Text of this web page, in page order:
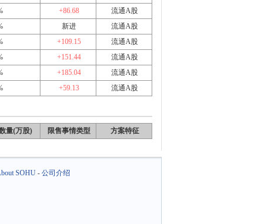
+86.68
流通A股
新进
流通A股
+109.15
流通A股
+151.44
流通A股
+185.04
流通A股
+59.13 流通A股
量(万股) 限售事情类型 方案特征
SOHU- 公司介绍